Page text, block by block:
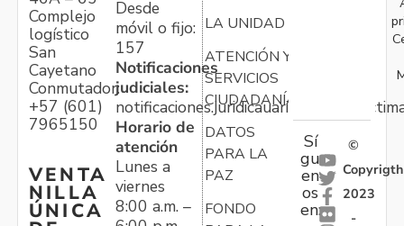
Complejo
logístico
San
Cayetano
Conmutador:
+57 (601)
7965150
VENTA
NILLA
ÚNICA
Desde
móvil o fijo:
157
Notificaciones
judiciales:
Horario de
atención
Lunes a
viernes
8:00 a.m. –
LA UNIDAD
ATENCIÓN Y
SERVICIOS
CIUDADANÍA
DATOS
PARA LA
PAZ
FONDO
Sí
gu
en
os
en:
©
Copyrigth
2023
-